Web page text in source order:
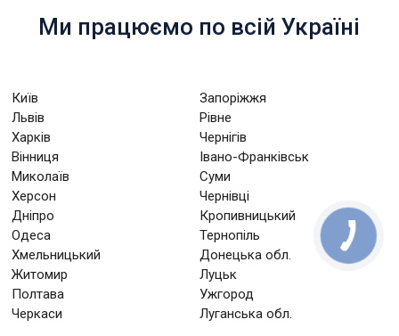
Ми працюємо по всій Україні
Київ
Запоріжжя
Львів
Рівне
Харків
Чернігів
Вінниця
Івано-Франківськ
Миколаїв
Суми
Херсон
Чернівці
Дніпро
Кропивницький
Одеса
Тернопіль
Хмельницький
Донецька обл.
Житомир
Луцьк
Полтава
Ужгород
Черкаси
Луганська обл.